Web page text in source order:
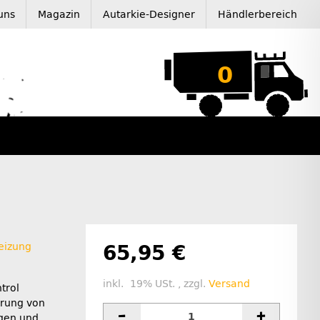
Magazin Autarkie-Designer Händlerbereich
0
von
65,95 €
inkl. 19% USt. , zzgl. Versand